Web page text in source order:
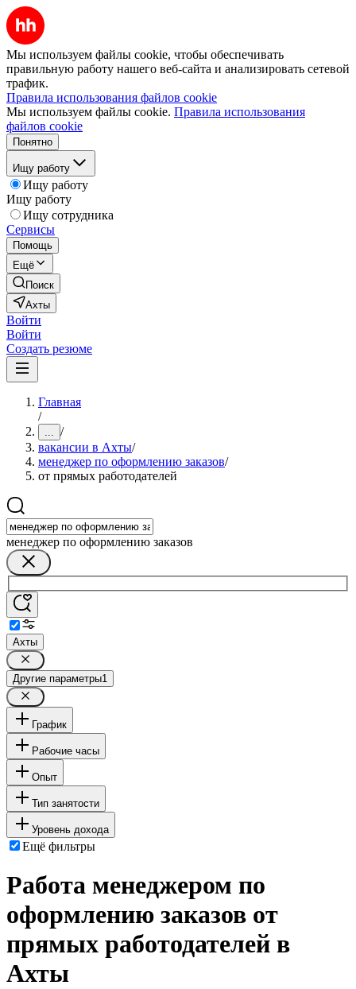
Мы используем файлы cookie, чтобы обеспечивать
правильную работу нашего веб-сайта и анализировать сетевой
трафик.
Правила использования файлов cookie
Мы используем файлы cookie. Правила использования
файлов cookie
Понятно
Ищу работу
Ищу работу
Ищу работу
Ищу сотрудника
Сервисы
Помощь
Ещё
Поиск
Ахты
Войти
Войти
Создать резюме
Главная
/
... /
вакансии в Ахты/
менеджер по оформлению заказов/
от прямых работодателей
менеджер по оформлению заказов
Ахты
Другие параметры1
График
Рабочие часы
Опыт
Тип занятости
Уровень дохода
Ещё фильтры
Работа менеджером по
оформлению заказов от
прямых работодателей в
Ахты